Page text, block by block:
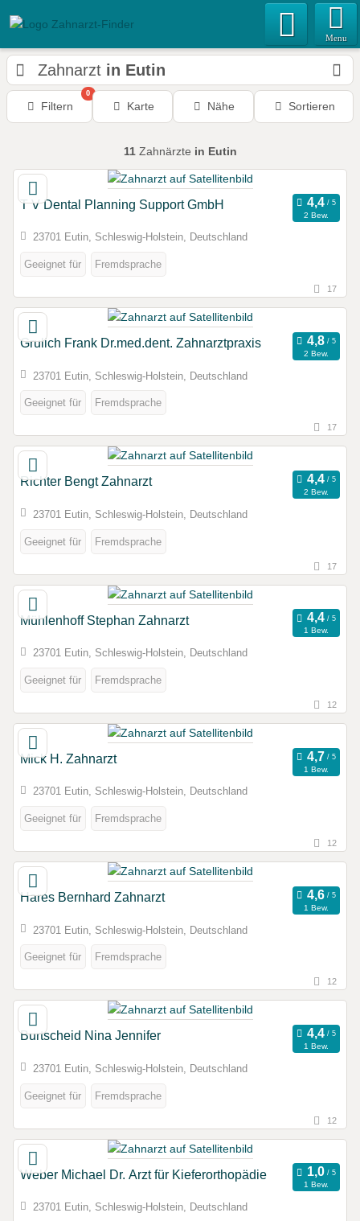
Menu
Zahnarzt in Eutin
Filtern
0
Karte Nähe Sortieren
11Zahnärzte in Eutin
T V Dental Planning Support GmbH
2 Bew.
23701 Eutin, Schleswig-Holstein, Deutschland
Geeignet für Fremdsprache
17
Grulich Frank Dr.med.dent. Zahnarztpraxis
2 Bew.
23701 Eutin, Schleswig-Holstein, Deutschland
Geeignet für Fremdsprache
17
Richter Bengt Zahnarzt
2 Bew.
23701 Eutin, Schleswig-Holstein, Deutschland
Geeignet für Fremdsprache
17
Mühlenhoff Stephan Zahnarzt
1 Bew.
23701 Eutin, Schleswig-Holstein, Deutschland
Geeignet für Fremdsprache
12
Mick H. Zahnarzt
1 Bew.
23701 Eutin, Schleswig-Holstein, Deutschland
Geeignet für Fremdsprache
12
Hares Bernhard Zahnarzt
1 Bew.
23701 Eutin, Schleswig-Holstein, Deutschland
Geeignet für Fremdsprache
12
Burtscheid Nina Jennifer
1 Bew.
23701 Eutin, Schleswig-Holstein, Deutschland
Geeignet für Fremdsprache
12
Weber Michael Dr. Arzt für Kieferorthopädie
1 Bew.
23701 Eutin, Schleswig-Holstein, Deutschland